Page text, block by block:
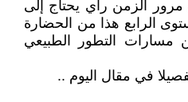
الزمن راي يحتاج إلى
الرابع هذا من الحضارة
التطور الطبيعي
في مقال اليوم ..